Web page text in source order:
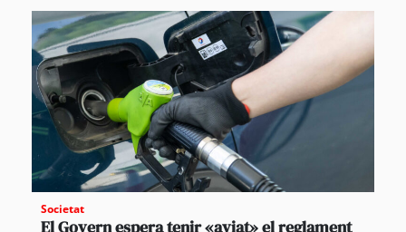
Societat
El Govern espera tenir «aviat» el reglament